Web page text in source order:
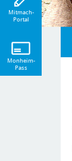
Mitmach-
Portal
Monheim-
Pass